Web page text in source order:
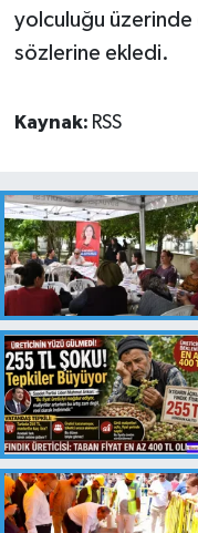
yolculuğu üzerinde
sözlerine ekledi.
Kaynak: RSS